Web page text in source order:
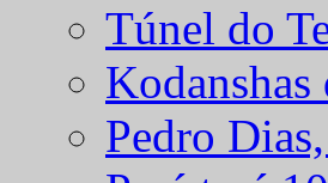
Túnel do
Pedro